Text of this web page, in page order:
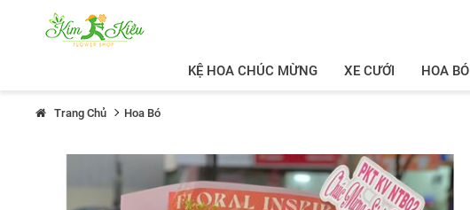
KỆ HOA CHÚC MỪNG XE CƯỚI HOA BÓ
Trang Chủ Hoa Bó